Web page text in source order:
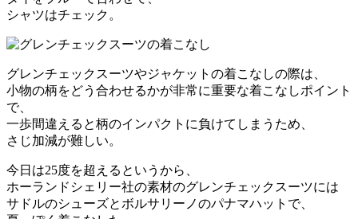
シャツはチェック。
グレンチェックスーツやジャケットの着こなしの際は、
小物の柄をどう合わせるかが非常に重要な着こなしポイント
で、
一歩間違えると柄のインパクトに負けてしまうため、
さじ加減が難しい。
今日は25度を超えるというから、
ホーランドシェリー社の素材のグレンチェックスーツには
サドルのシューズとボルサリーノのパナマハットで、